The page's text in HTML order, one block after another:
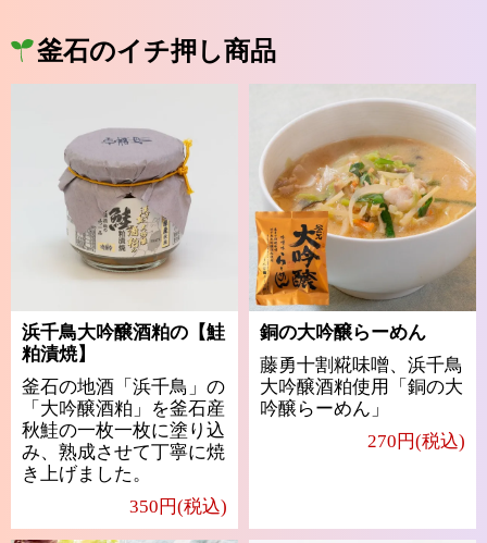
釜石のイチ押し商品
浜千鳥大吟醸酒粕の【鮭
粕漬焼】
釜石の地酒「浜千鳥」の
「大吟醸酒粕」を釜石産
秋鮭の一枚一枚に塗り込
み、熟成させて丁寧に焼
き上げました。
350円(税込)
銅の大吟醸らーめん
藤勇十割糀味噌、浜千鳥
大吟醸酒粕使用「銅の大
吟醸らーめん」
270円(税込)